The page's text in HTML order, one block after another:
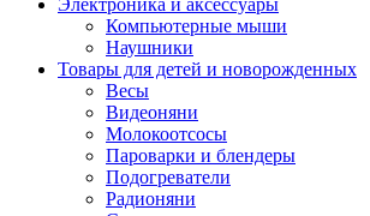
Электроника и аксессуары
Компьютерные мыши
Наушники
Товары для детей и новорожденных
Весы
Видеоняни
Молокоотсосы
Пароварки и блендеры
Подогреватели
Радионяни